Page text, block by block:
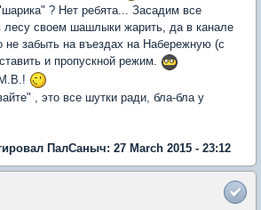
? Нет ребята... Засадим все
своем шашлыки жарить, да в канале
не забыть на въездах на Набережную (с
и пропускной режим.
, это все шутки ради, бла-бла у
ПалСаныч: 27 March 2015 - 23:12